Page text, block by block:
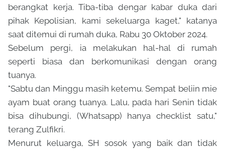
berangkat kerja. Tiba-tiba dengar kabar duka dari
pihak Kepolisian, kami sekeluarga kaget," katanya
saat ditemui di rumah duka, Rabu 30 Oktober 2024.
Sebelum pergi, ia melakukan hal-hal di rumah
seperti biasa dan berkomunikasi dengan orang
tuanya.
"Sabtu dan Minggu masih ketemu. Sempat beliin mie
ayam buat orang tuanya. Lalu, pada hari Senin tidak
bisa dihubungi, (Whatsapp) hanya checklist satu,"
terang Zulfikri.
Menurut keluarga, SH sosok yang baik dan tidak